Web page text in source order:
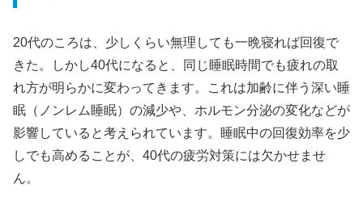
20代のころは、少しくらい無理しても一晩寝れば回復で
きた。しかし40代になると、同じ睡眠時間でも疲れの取
れ方が明らかに変わってきます。これは加齢に伴う深い睡
眠（ノンレム睡眠）の減少や、ホルモン分泌の変化などが
影響していると考えられています。睡眠中の回復効率を少
しでも高めることが、40代の疲労対策には欠かせませ
ん。